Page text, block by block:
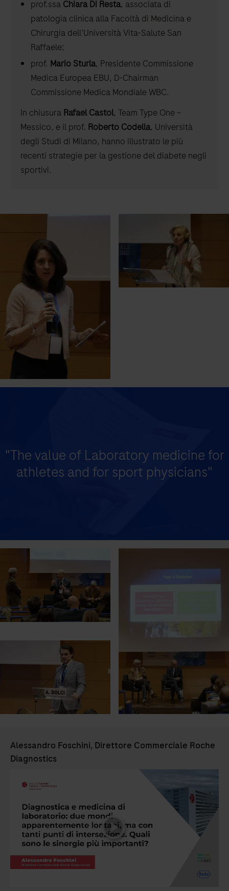
prof.ssa Chiara Di Resta, associata di
patologia clinica alla Facoltà di Medicina e
Chirurgia dell’Università Vita-Salute San
Raffaele;
prof. Mario Sturla, Presidente Commissione
Medica Europea EBU, D-Chairman
Commissione Medica Mondiale WBC.
In chiusura Rafael Castol, Team Type One –
Messico, e il prof. Roberto Codella, Università
degli Studi di Milano, hanno illustrato le più
recenti strategie per la gestione del diabete negli
sportivi.
"The value of Laboratory medicine for
athletes and for sport physicians"
Alessandro Foschini, Direttore Commerciale Roche
Diagnostics
playicon